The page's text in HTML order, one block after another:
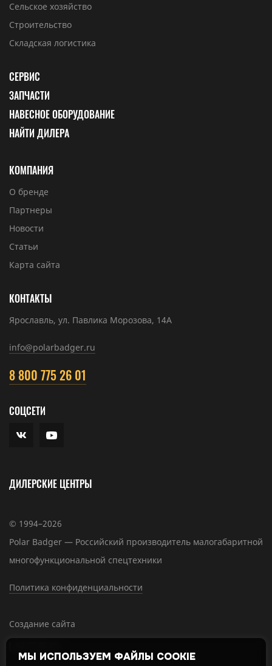
Сельское хозяйство
Строительство
Складская логистика
СЕРВИС
ЗАПЧАСТИ
НАВЕСНОЕ ОБОРУДОВАНИЕ
НАЙТИ ДИЛЕРА
КОМПАНИЯ
О бренде
Партнеры
Новости
Статьи
Карта сайта
КОНТАКТЫ
Ярославль, ул. Павлика Морозова, 14А
info@polarbadger.ru
8 800 775 26 01
СОЦСЕТИ
ДИЛЕРСКИЕ ЦЕНТРЫ
© 1994–2026
Polar Badger — Российский производитель малогабаритной
многофункциональной спецтехники
Политика конфиденциальности
Создание сайта
МЫ ИСПОЛЬЗУЕМ ФАЙЛЫ COOKIE